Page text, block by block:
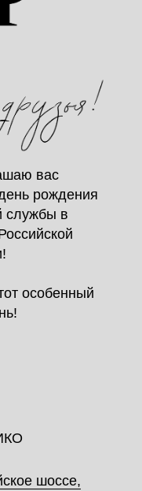
вас
рождения
службы в
особенный
шоссе,